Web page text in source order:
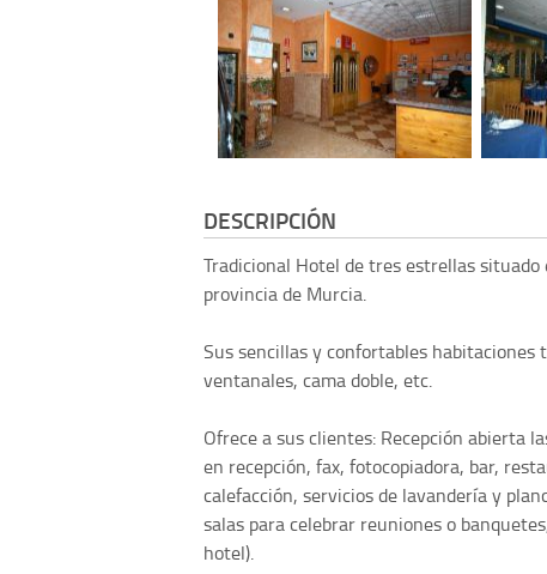
DESCRIPCIÓN
Tradicional Hotel de tres estrellas
provincia de Murcia.
Sus sencillas y confortables habitaciones
ventanales, cama doble, etc.
Ofrece a sus clientes: Recepción abierta
en recepción, fax, fotocopiadora, bar,
calefacción, servicios de lavandería y
salas para celebrar reuniones o
hotel).